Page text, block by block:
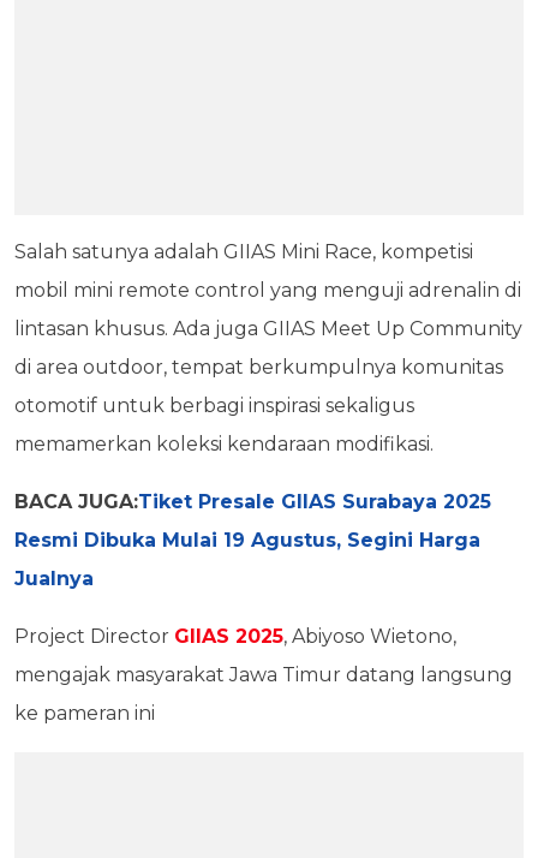
Salah satunya adalah GIIAS Mini Race, kompetisi
mobil mini remote control yang menguji adrenalin di
lintasan khusus. Ada juga GIIAS Meet Up Community
di area outdoor, tempat berkumpulnya komunitas
otomotif untuk berbagi inspirasi sekaligus
memamerkan koleksi kendaraan modifikasi.
BACA JUGA:Tiket Presale GIIAS Surabaya 2025
Resmi Dibuka Mulai 19 Agustus, Segini Harga
Jualnya
Project Director GIIAS 2025, Abiyoso Wietono,
mengajak masyarakat Jawa Timur datang langsung
ke pameran ini